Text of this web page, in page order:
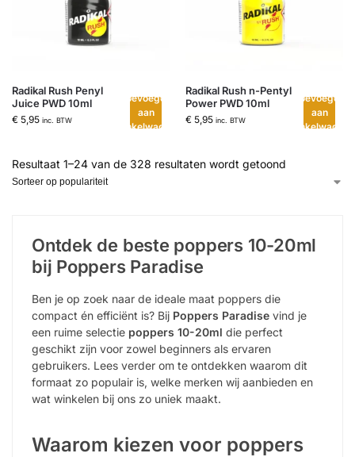
Radikal Rush Penyl
Juice PWD 10ml
€ 5,95 inc. BTW
Toevoegen
aan
winkelwagen
Radikal Rush n-Pentyl
Power PWD 10ml
€ 5,95 inc. BTW
Toevoegen
aan
winkelwagen
Resultaat 1–24 van de 328 resultaten wordt getoond
Ontdek de beste poppers 10-20ml
bij Poppers Paradise
Ben je op zoek naar de ideale maat poppers die
compact én efficiënt is? Bij Poppers Paradise vind je
een ruime selectie poppers 10-20ml die perfect
geschikt zijn voor zowel beginners als ervaren
gebruikers. Lees verder om te ontdekken waarom dit
formaat zo populair is, welke merken wij aanbieden en
wat winkelen bij ons zo uniek maakt.
Waarom kiezen voor poppers